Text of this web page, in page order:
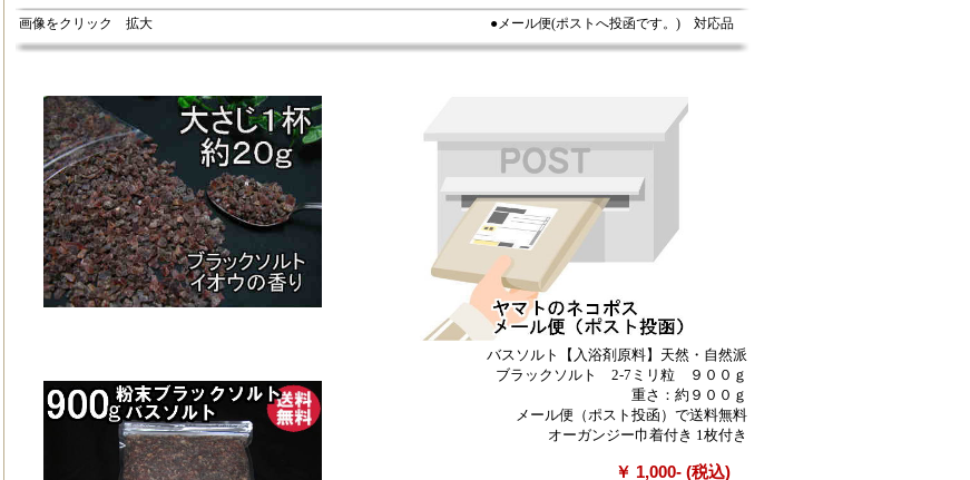
画像をクリック 拡大 ●メール便(ポストへ投函です。) 対応品
バスソルト【入浴剤原料】天然・自然派
ブラックソルト 2-7ミリ粒 ９００ｇ
重さ：約９００ｇ
メール便（ポスト投函）で送料無料
オーガンジー巾着付き 1枚付き
￥ 1,000- (税込)